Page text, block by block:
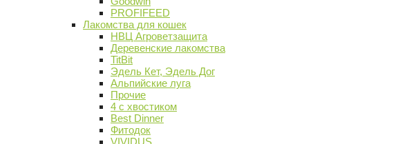
PROFIFEED
Лакомства для кошек
НВЦ Агроветзащита
Деревенские лакомства
TitBit
Эдель Кет, Эдель Дог
Альпийские луга
Прочие
4 с хвостиком
Best Dinner
Фитодок
VIVIDUS